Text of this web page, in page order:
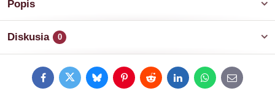
Popis
Diskusia 0
FacebookTwitterBlueskyPinterestRedditLinkedInWhatsApp
E-
mail